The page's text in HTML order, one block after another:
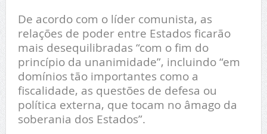
De acordo com o líder comunista, as
relações de poder entre Estados ficarão
mais desequilibradas “com o fim do
princípio da unanimidade”, incluindo “em
domínios tão importantes como a
fiscalidade, as questões de defesa ou
política externa, que tocam no âmago da
soberania dos Estados”.